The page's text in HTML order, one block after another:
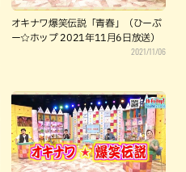
オキナワ爆笑伝説「青春」（ひーぷ
ー☆ホップ 2021年11月6日放送）
2021/11/06